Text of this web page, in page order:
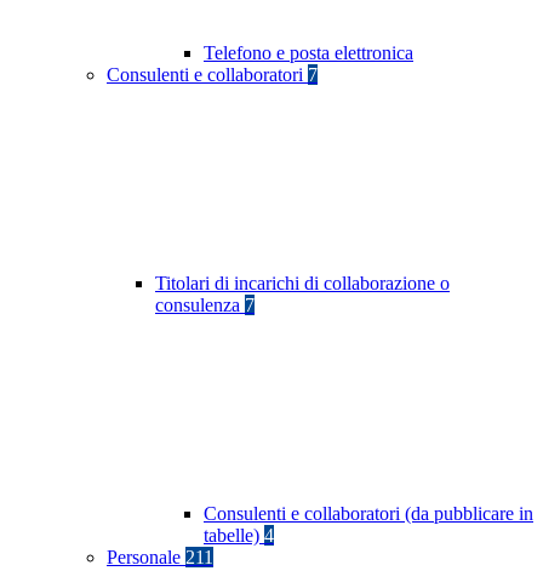
Telefono e posta elettronica
Consulenti e collaboratori 7
Titolari di incarichi di collaborazione o
consulenza 7
Consulenti e collaboratori (da pubblicare in
tabelle) 4
Personale 211